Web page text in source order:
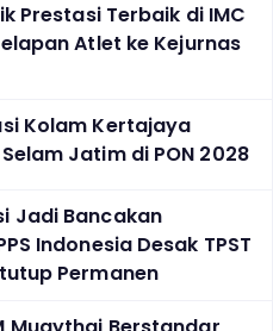
Prestasi Terbaik di IMC
Atlet ke Kejurnas
Kolam Kertajaya
Jatim di PON 2028
Jadi Bancakan
Indonesia Desak TPST
Permanen